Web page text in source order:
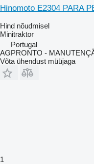
Hinomoto E2304 PARA
Hind nõudmisel
Minitraktor
Portugal
AGPRONTO -
Võta ühendust müüjaga
1